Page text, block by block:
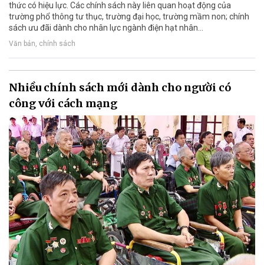
thức có hiệu lực. Các chính sách này liên quan hoạt động của
trường phổ thông tư thục, trường đại học, trường mầm non; chính
sách ưu đãi dành cho nhân lực ngành điện hạt nhân...
Văn bản, chính sách
Nhiều chính sách mới dành cho người có
công với cách mạng